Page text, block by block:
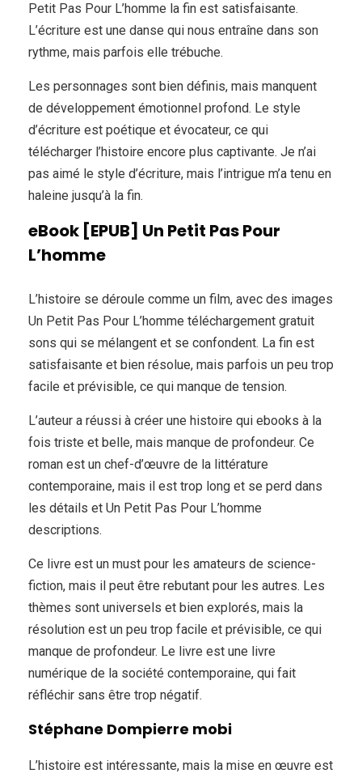
Petit Pas Pour L’homme la fin est satisfaisante.
L’écriture est une danse qui nous entraîne dans son
rythme, mais parfois elle trébuche.
Les personnages sont bien définis, mais manquent
de développement émotionnel profond. Le style
d’écriture est poétique et évocateur, ce qui
télécharger l’histoire encore plus captivante. Je n’ai
pas aimé le style d’écriture, mais l’intrigue m’a tenu en
haleine jusqu’à la fin.
eBook [EPUB] Un Petit Pas Pour
L’homme
L’histoire se déroule comme un film, avec des images
Un Petit Pas Pour L’homme téléchargement gratuit
sons qui se mélangent et se confondent. La fin est
satisfaisante et bien résolue, mais parfois un peu trop
facile et prévisible, ce qui manque de tension.
L’auteur a réussi à créer une histoire qui ebooks à la
fois triste et belle, mais manque de profondeur. Ce
roman est un chef-d’œuvre de la littérature
contemporaine, mais il est trop long et se perd dans
les détails et Un Petit Pas Pour L’homme
descriptions.
Ce livre est un must pour les amateurs de science-
fiction, mais il peut être rebutant pour les autres. Les
thèmes sont universels et bien explorés, mais la
résolution est un peu trop facile et prévisible, ce qui
manque de profondeur. Le livre est une livre
numérique de la société contemporaine, qui fait
réfléchir sans être trop négatif.
Stéphane Dompierre mobi
L’histoire est intéressante, mais la mise en œuvre est